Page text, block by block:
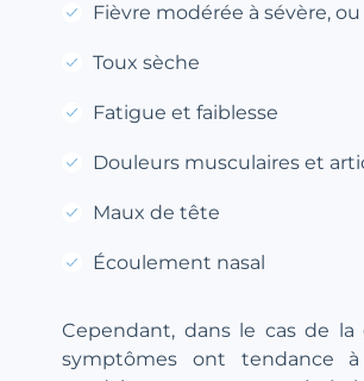
Fièvre modérée à sévère,
Toux sèche
Fatigue et faiblesse
Douleurs musculaires et
Maux de tête
Écoulement nasal
Cependant, dans le cas de la
symptômes ont tendance à